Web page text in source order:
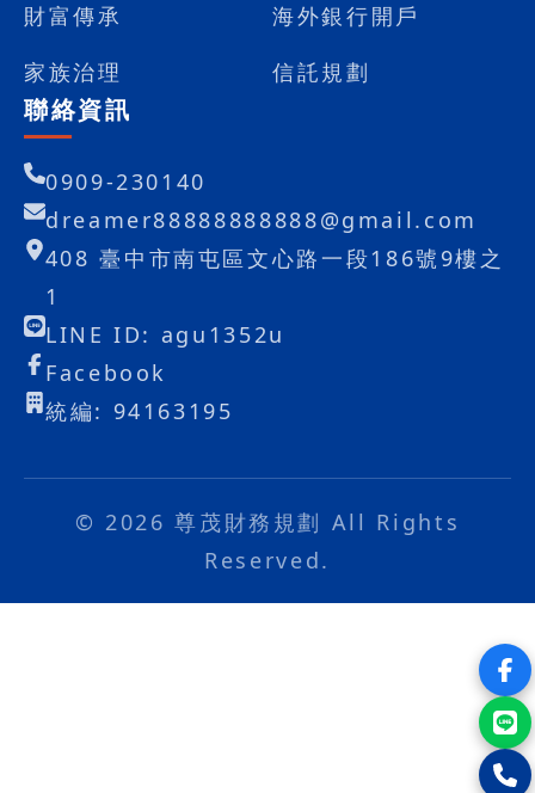
財富傳承
海外銀行開戶
家族治理
信託規劃
聯絡資訊
0909-230140
dreamer88888888888@gmail.com
408 臺中市南屯區文心路一段186號9樓之
1
LINE ID: agu1352u
Facebook
統編: 94163195
© 2026 尊茂財務規劃 All Rights
Reserved.